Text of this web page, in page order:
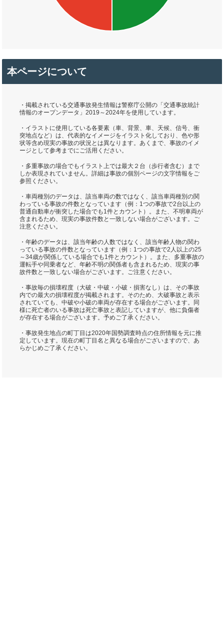
本ページについて
・掲載されている交通事故発生情報は警察庁公開の「交通事故統計
情報のオープンデータ」2019～2024年を使用しています。
・イラストに使用している各要素（車、背景、車、天候、信号、衝
突地点など）は、代表的なイメージをイラスト化しており、色や形
状等含め現実の事故の状況とは異なります。あくまで、事故のイメ
ージとして参考までにご活用ください。
・多重事故の場合でもイラスト上では最大２台（歩行者含む）まで
しか表現されていません。詳細は事故の個別ページの文字情報をご
参照ください。
・車両種別のデータは、該当車両の数ではなく、該当車両種別の関
わっている事故の件数となっています（例：1つの事故で2台以上の
普通自動車が衝突した場合でも1件とカウント）。また、不明車両が
含まれるため、現実の事故件数と一致しない場合がございます。ご
注意ください。
・年齢のデータは、該当年齢の人数ではなく、該当年齢人物の関わ
っている事故の件数となっています（例：1つの事故で2人以上の25
～34歳が関係している場合でも1件とカウント）。また、多重事故の
運転手や同乗者など、年齢不明の関係者も含まれるため、現実の事
故件数と一致しない場合がございます。ご注意ください。
・事故毎の損壊程度（大破・中破・小破・損害なし）は、その事故
内での最大の損壊程度が掲載されます。そのため、大破事故と表示
されていても、中破や小破の車両が存在する場合がございます。同
様に死亡者のいる事故は死亡事故と表記していますが、他に負傷者
が存在する場合がございます。予めご了承ください。
・事故発生地点の町丁目は2020年国勢調査時点の住所情報を元に推
定しています。現在の町丁目名と異なる場合がございますので、あ
らかじめご了承ください。